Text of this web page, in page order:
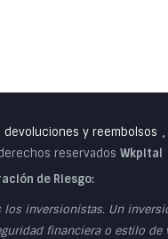
y reembolsos •
reservados Wkpital
de Riesgo:
inversionistas. Un
financiera o estilo